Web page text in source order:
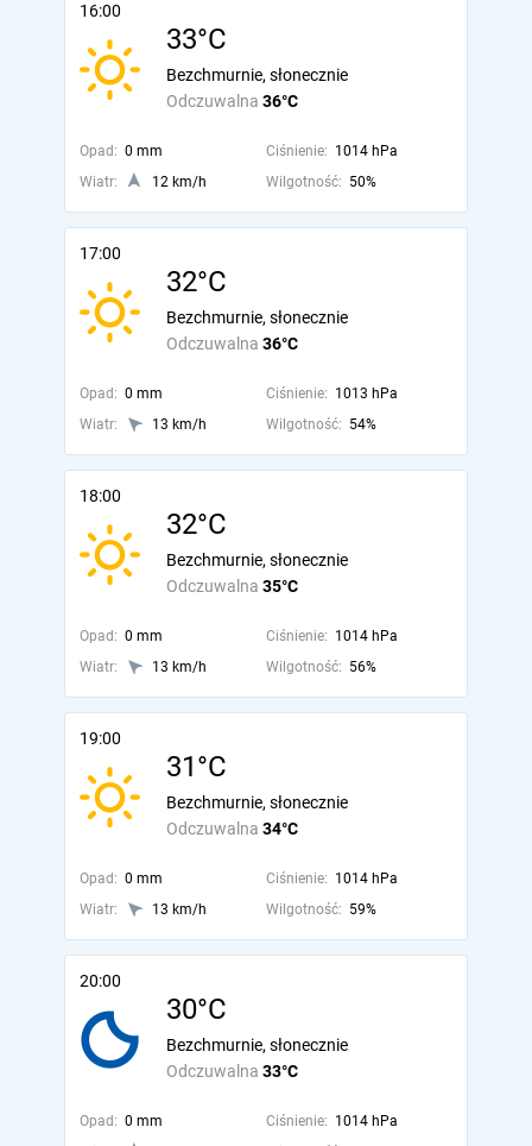
16:00
33°C
Odczuwalna 36°C
Bezchmurnie, słonecznie
Opad: 0 mm Ciśnienie: 1014 hPa
Wiatr:
12 km/h Wilgotność: 50%
17:00
32°C
Odczuwalna 36°C
Bezchmurnie, słonecznie
Opad: 0 mm Ciśnienie: 1013 hPa
Wiatr:
13 km/h Wilgotność: 54%
18:00
32°C
Odczuwalna 35°C
Bezchmurnie, słonecznie
Opad: 0 mm Ciśnienie: 1014 hPa
Wiatr:
13 km/h Wilgotność: 56%
19:00
31°C
Odczuwalna 34°C
Bezchmurnie, słonecznie
Opad: 0 mm Ciśnienie: 1014 hPa
Wiatr:
13 km/h Wilgotność: 59%
20:00
30°C
Odczuwalna 33°C
Bezchmurnie, słonecznie
Opad: 0 mm Ciśnienie: 1014 hPa